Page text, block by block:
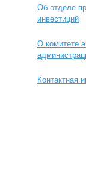
Об отделе
инвестиций
О комитете
Контактная